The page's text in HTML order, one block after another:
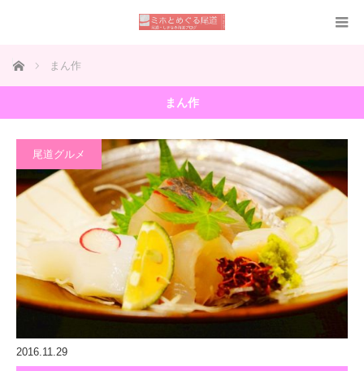
ホーム まん作
まん作
尾道グルメ
2016.11.29